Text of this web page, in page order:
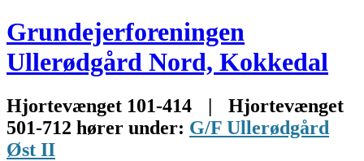
Grundejerforeningen
Ullerødgård Nord, Kokkedal
Hjortevænget 101-414 |
Hjortevænget
501-712 hører under: G/F Ullerødgård
Øst II